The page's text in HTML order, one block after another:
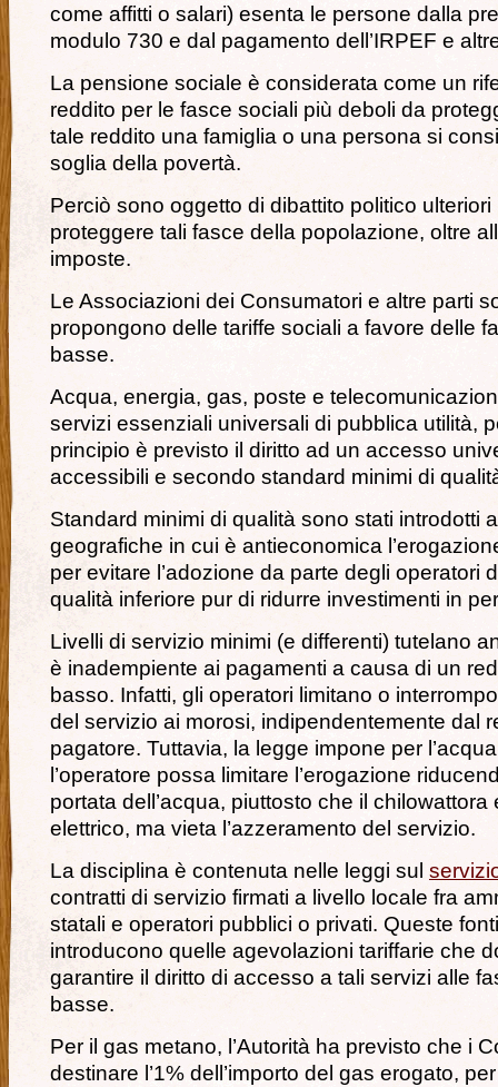
come affitti o salari) esenta le persone dalla
modulo 730 e dal pagamento dell’IRPEF e
La pensione sociale è considerata come un
reddito per le fasce sociali più deboli da
tale reddito una famiglia o una persona si
soglia della povertà.
Perciò sono oggetto di dibattito politico
proteggere tali fasce della popolazione, oltre
imposte.
Le Associazioni dei Consumatori e altre parti
propongono delle tariffe sociali a favore delle
basse.
Acqua, energia, gas, poste e
servizi essenziali universali di pubblica utilità,
principio è previsto il diritto ad un accesso
accessibili e secondo standard minimi di
Standard minimi di qualità sono stati introdotti
geografiche in cui è antieconomica
per evitare l’adozione da parte degli operatori
qualità inferiore pur di ridurre investimenti in
Livelli di servizio minimi (e differenti) tutelano
è inadempiente ai pagamenti a causa di un
basso. Infatti, gli operatori limitano o
del servizio ai morosi, indipendentemente dal
pagatore. Tuttavia, la legge impone per
l’operatore possa limitare l’erogazione
portata dell’acqua, piuttosto che il chilowattora
elettrico, ma vieta l’azzeramento del servizio.
La disciplina è contenuta nelle leggi sul
contratti di servizio firmati a livello locale fra
statali e operatori pubblici o privati. Queste
introducono quelle agevolazioni tariffarie che
garantire il diritto di accesso a tali servizi alle
basse.
Per il gas metano, l’Autorità ha previsto che i
destinare l’1% dell’importo del gas erogato,